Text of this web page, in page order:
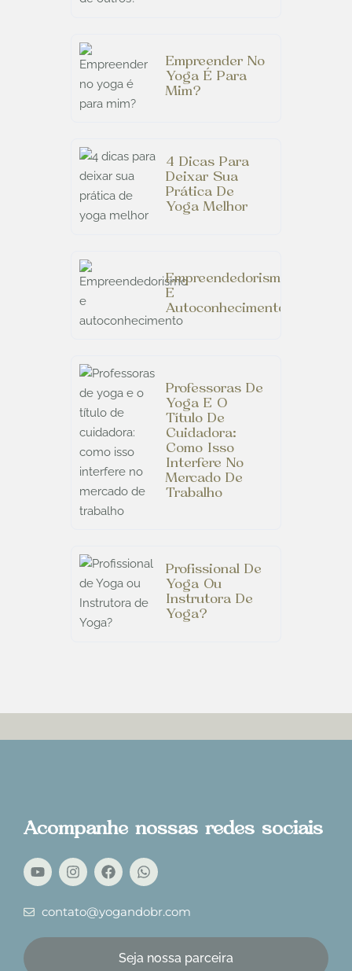
Empreender No
Yoga É Para
Mim?
4 Dicas Para
Deixar Sua
Prática De
Yoga Melhor
Empreendedorismo
E
Autoconhecimento
Professoras De
Yoga E O
Título De
Cuidadora:
Como Isso
Interfere No
Mercado De
Trabalho
Profissional De
Yoga Ou
Instrutora De
Yoga?
Acompanhe nossas redes sociais
contato@yogandobr.com
Seja nossa parceira